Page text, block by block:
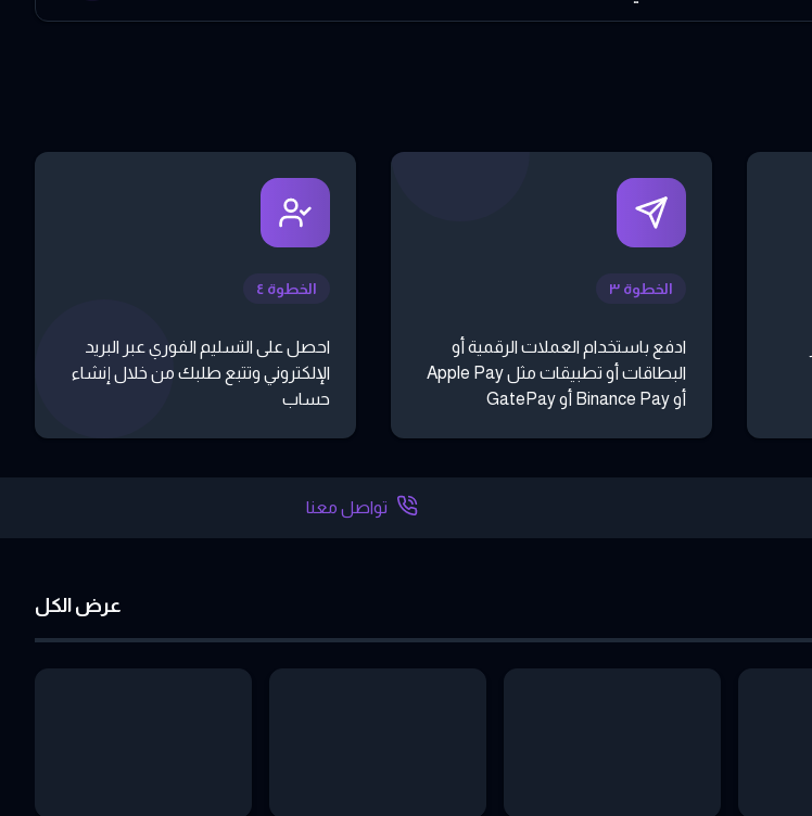
الخطوة ٣
ادفع باستخدام العملات الرقمية أو
البطاقات أو تطبيقات مثل Apple Pay
أو Binance Pay أو GatePay
الخطوة ٤
احصل على التسليم الفوري عبر البريد
الإلكتروني وتتبع طلبك من خلال إنشاء
حساب
تواصل معنا
عرض الكل